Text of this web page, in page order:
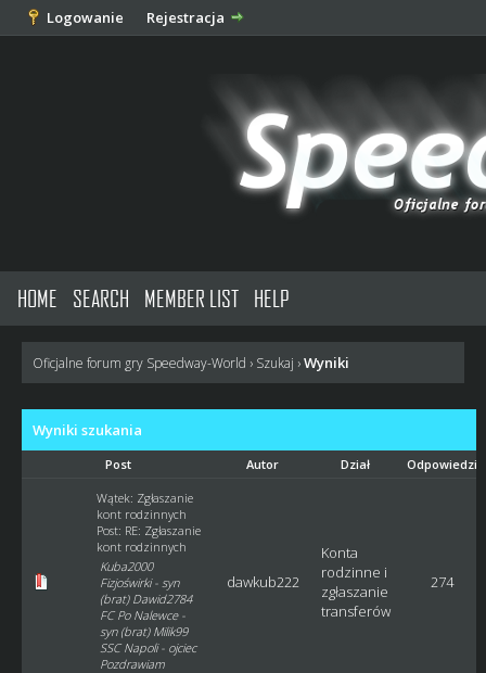
Logowanie Rejestracja
HOME SEARCH MEMBER LIST HELP
Oficjalne forum gry Speedway-World › Szukaj ›Wyniki
Wyniki szukania
Post Autor Dział Odpowiedzi
Wątek: Zgłaszanie
kont rodzinnych
Post: RE: Zgłaszanie
kont rodzinnych
Kuba2000
Fizjoświrki - syn
(brat) Dawid2784
FC Po Nalewce -
syn (brat) Milik99
SSC Napoli - ojciec
Pozdrawiam
dawkub222
Konta
rodzinne i
zgłaszanie
transferów
274